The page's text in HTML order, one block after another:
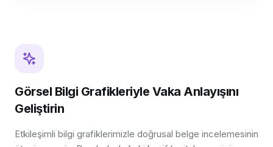
Görsel Bilgi Grafikleriyle Vaka Anlayışını
Geliştirin
Etkileşimli bilgi grafiklerimizle doğrusal belge incelemesinin